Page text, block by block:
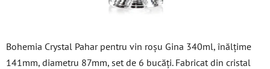
Bohemia Crystal Pahar pentru vin roșu Gina 340ml, înălțime
141mm, diametru 87mm, set de 6 bucăți. Fabricat din cristal